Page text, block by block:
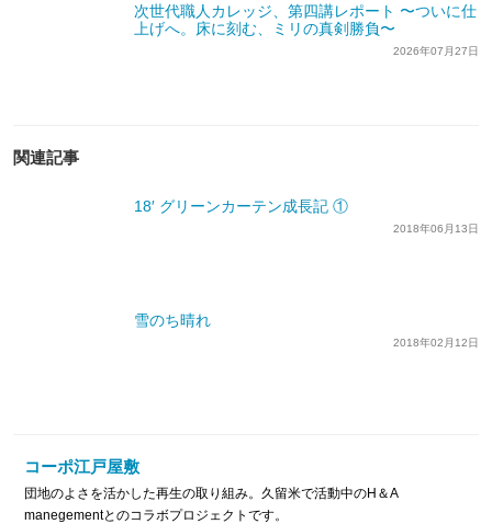
次世代職人カレッジ、第四講レポート 〜ついに仕
上げへ。床に刻む、ミリの真剣勝負〜
2026年07月27日
関連記事
18′ グリーンカーテン成長記 ①
2018年06月13日
雪のち晴れ
2018年02月12日
コーポ江戸屋敷
団地のよさを活かした再生の取り組み。久留米で活動中のH＆A
manegementとのコラボプロジェクトです。